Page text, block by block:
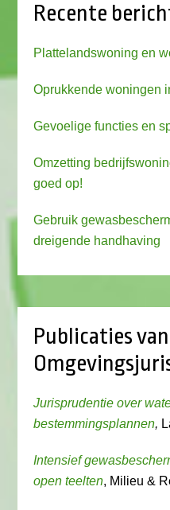
Recente
Plattelandswoning en
Oprukkende woningen
Gevoelige functies en
Omzetting
goed op!
Gebruik
dreigende handhaving
Publicaties
Jurisprudentie over
bestemmingsplannen,
Intensief
open teelten, Milieu &